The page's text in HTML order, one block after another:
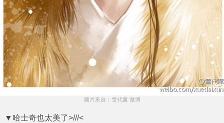
圖片來自：雪代薰 微博
▼哈士奇也太美了>///<